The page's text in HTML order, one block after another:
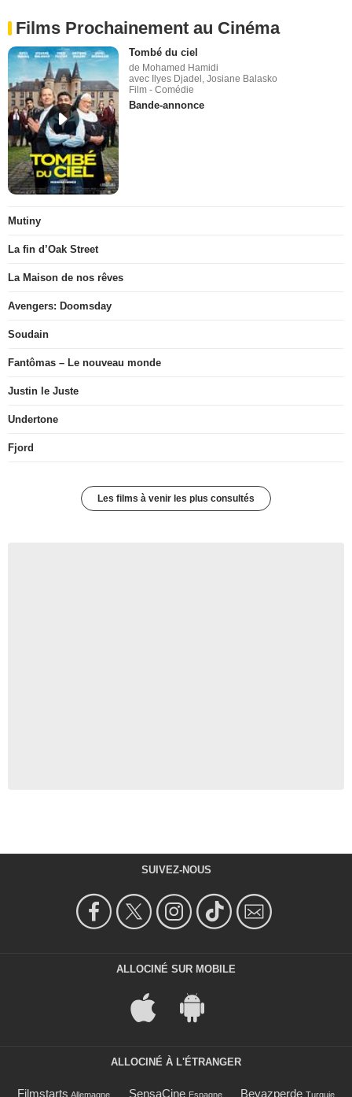
Films Prochainement au Cinéma
Tombé du ciel
de Mohamed Hamidi
avec Ilyes Djadel, Josiane Balasko
Film - Comédie
Bande-annonce
Mutiny
La fin d’Oak Street
La Maison de nos rêves
Avengers: Doomsday
Soudain
Fantômas – Le nouveau monde
Justin le Juste
Undertone
Fjord
Les films à venir les plus consultés
SUIVEZ-NOUS
ALLOCINÉ SUR MOBILE
ALLOCINÉ À L'ÉTRANGER
Filmstarts Allemagne SensaCine Espagne Beyazperde Turquie